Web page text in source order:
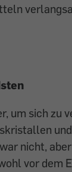
um sich zu
nicht,
vor dem